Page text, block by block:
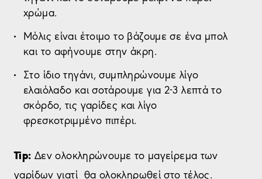
χρώμα.
Μόλις είναι έτοιμο το βάζουμε σε ένα μπολ
και το αφήνουμε στην άκρη.
Στο ίδιο τηγάνι, συμπληρώνουμε λίγο
ελαιόλαδο και σοτάρουμε για 2-3 λεπτά το
σκόρδο, τις γαρίδες και λίγο
φρεσκοτριμμένο πιπέρι.
Tip: Δεν ολοκληρώνουμε το μαγείρεμα των
γαρίδων γιατί θα ολοκληρωθεί στο τέλος.